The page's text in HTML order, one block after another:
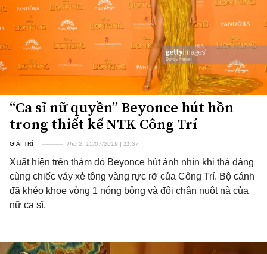
“Ca sĩ nữ quyền” Beyonce hút hồn
trong thiết kế NTK Công Trí
GIẢI TRÍ Thứ 2, 15/07/2019 | 11:37
Xuất hiện trên thảm đỏ Beyonce hút ánh nhìn khi thả dáng
cùng chiếc váy xẻ tông vàng rực rỡ của Công Trí. Bộ cánh
đã khéo khoe vòng 1 nóng bỏng và đôi chân nuột nà của
nữ ca sĩ.